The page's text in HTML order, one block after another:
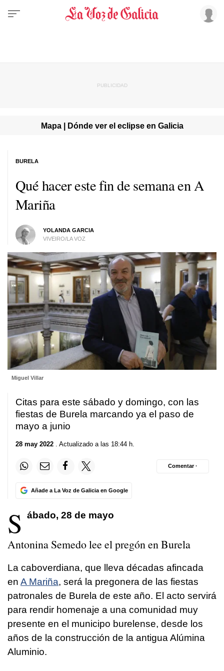
Mapa | Dónde ver el eclipse en Galicia
Qué hacer este fin de semana en A
Mariña
YOLANDA GARCIA
VIVEIRO/LA VOZ
BURELA
Miguel Villar
Citas para este sábado y domingo, con las
fiestas de Burela marcando ya el paso de
mayo a junio
28 may 2022 . Actualizado a las 18:44 h.
Añade a La Voz de Galicia en Google
Comentar ·
S ábado, 28 de mayo
Antonina Semedo lee el pregón en Burela
La caboverdiana, que lleva décadas afincada
en A Mariña, será la pregonera de las fiestas
patronales de Burela de este año. El acto servirá
para rendir homenaje a una comunidad muy
presente en el municipo burelense, desde los
años de la construcción de la antigua Alúmina
Aluminio.